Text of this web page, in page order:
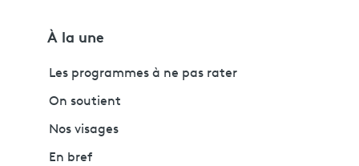
À la une
Les programmes à ne pas rater
On soutient
Nos visages
En bref